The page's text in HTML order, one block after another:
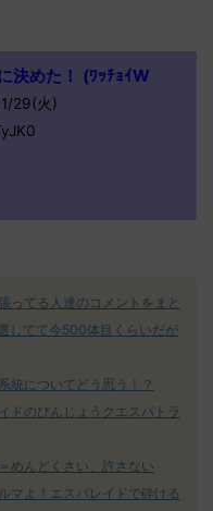
決めた！ (ﾜｯﾁｮｲW
29(火)
ってる人達のコメントをまと
してて今500体目くらいだが
統についてどう思う！？
ドのびんじょうクエスパトラ
めんどくさい、許さない
マよ！エスバレイドで砕ける